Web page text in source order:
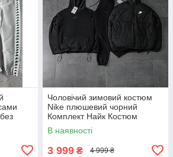
Чоловічий зимовий костюм
Nike плюшевий чорний
Комплект Найк Костюм
Пуховик Шапка утеплений
В наявності
3 999 ₴ 4 999 ₴